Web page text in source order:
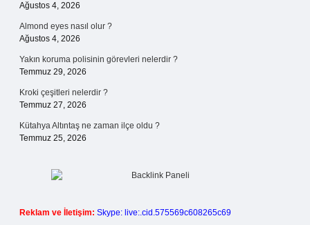
Ağustos 4, 2026
Almond eyes nasıl olur ?
Ağustos 4, 2026
Yakın koruma polisinin görevleri nelerdir ?
Temmuz 29, 2026
Kroki çeşitleri nelerdir ?
Temmuz 27, 2026
Kütahya Altıntaş ne zaman ilçe oldu ?
Temmuz 25, 2026
Reklam ve İletişim: Skype: live:.cid.575569c608265c69